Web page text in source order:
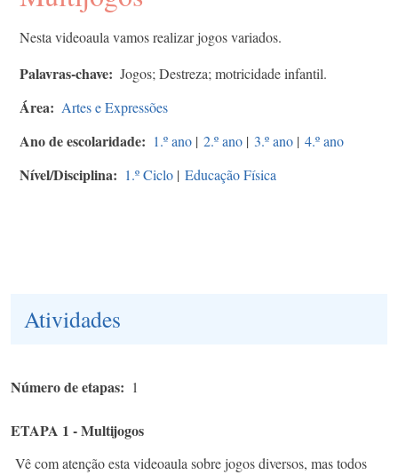
Nesta videoaula vamos realizar jogos variados.
Palavras-chave Jogos; Destreza; motricidade infantil.
Área Artes e Expressões
Ano de escolaridade 1.º ano | 2.º ano | 3.º ano | 4.º ano
Nível/Disciplina 1.º Ciclo | Educação Física
Atividades
Número de etapas 1
ETAPA 1 - Multijogos
Vê com atenção esta videoaula sobre jogos diversos, mas todos